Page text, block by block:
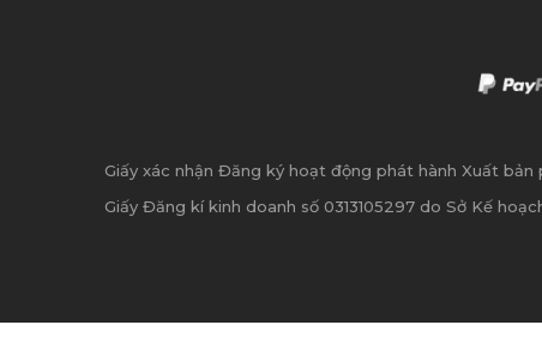
Giấy xác nhận Đăng ký hoạt động phát hành Xuất
Giấy Đăng kí kinh doanh số 0313105297 do Sở Kế